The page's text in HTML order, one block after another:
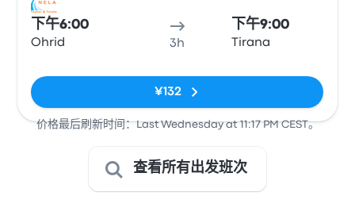
下午6:00
Ohrid 3h
下午9:00
Tirana
¥132
价格最后刷新时间：Last Wednesday at 11:17 PM CEST。
查看所有出发班次